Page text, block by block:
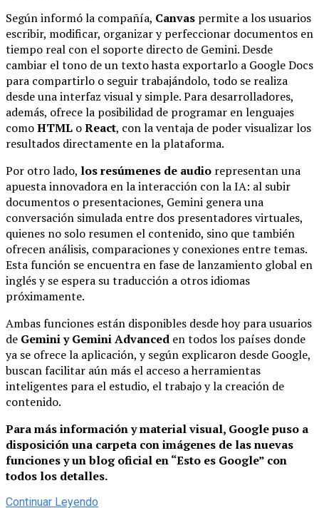
Según informó la compañía, Canvas permite a los usuarios
escribir, modificar, organizar y perfeccionar documentos en
tiempo real con el soporte directo de Gemini. Desde
cambiar el tono de un texto hasta exportarlo a Google Docs
para compartirlo o seguir trabajándolo, todo se realiza
desde una interfaz visual y simple. Para desarrolladores,
además, ofrece la posibilidad de programar en lenguajes
comoHTML oReact, con la ventaja de poder visualizar los
resultados directamente en la plataforma.
Por otro lado, los resúmenes de audio representan una
apuesta innovadora en la interacción con la IA: al subir
documentos o presentaciones, Gemini genera una
conversación simulada entre dos presentadores virtuales,
quienes no solo resumen el contenido, sino que también
ofrecen análisis, comparaciones y conexiones entre temas.
Esta función se encuentra en fase de lanzamiento global en
inglés y se espera su traducción a otros idiomas
próximamente.
Ambas funciones están disponibles desde hoy para usuarios
de Gemini y Gemini Advanced en todos los países donde
ya se ofrece la aplicación, y según explicaron desde Google,
buscan facilitar aún más el acceso a herramientas
inteligentes para el estudio, el trabajo y la creación de
contenido.
Para más información y material visual, Google puso a
disposición una carpeta con imágenes de las nuevas
funciones y un blog oficial en “Esto es Google” con
todos los detalles.
Continuar Leyendo